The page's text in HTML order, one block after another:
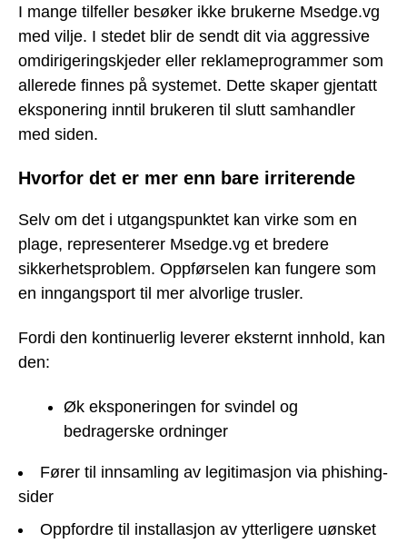
I mange tilfeller besøker ikke brukerne Msedge.vg
med vilje. I stedet blir de sendt dit via aggressive
omdirigeringskjeder eller reklameprogrammer som
allerede finnes på systemet. Dette skaper gjentatt
eksponering inntil brukeren til slutt samhandler
med siden.
Hvorfor det er mer enn bare irriterende
Selv om det i utgangspunktet kan virke som en
plage, representerer Msedge.vg et bredere
sikkerhetsproblem. Oppførselen kan fungere som
en inngangsport til mer alvorlige trusler.
Fordi den kontinuerlig leverer eksternt innhold, kan
den:
Øk eksponeringen for svindel og
bedragerske ordninger
Fører til innsamling av legitimasjon via phishing-
sider
Oppfordre til installasjon av ytterligere uønsket